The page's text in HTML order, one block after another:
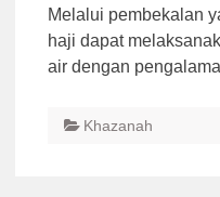
Melalui pembekalan
haji dapat
air dengan
Khazanah